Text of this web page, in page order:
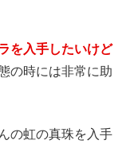
を入手したいけど
の時には非常に助
の虹の真珠を入手